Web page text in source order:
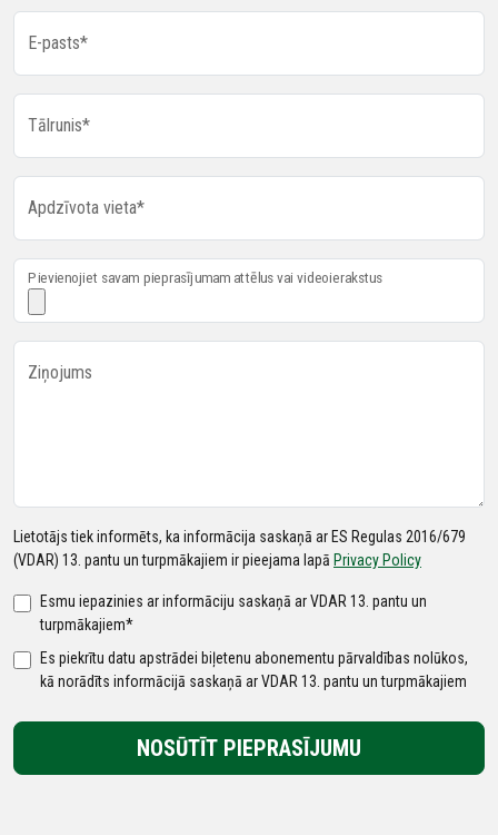
E-pasts*
Tālrunis*
Apdzīvota vieta*
Pievienojiet savam pieprasījumam attēlus vai videoierakstus
Ziņojums
Lietotājs tiek informēts, ka informācija saskaņā ar ES Regulas 2016/679
(VDAR) 13. pantu un turpmākajiem ir pieejama lapā Privacy Policy
Esmu iepazinies ar informāciju saskaņā ar VDAR 13. pantu un
turpmākajiem*
Es piekrītu datu apstrādei biļetenu abonementu pārvaldības nolūkos,
kā norādīts informācijā saskaņā ar VDAR 13. pantu un turpmākajiem
NOSŪTĪT PIEPRASĪJUMU